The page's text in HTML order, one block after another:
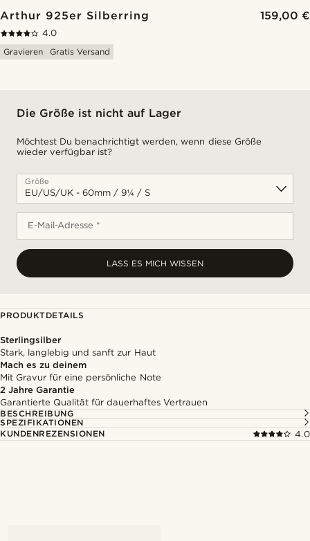
Arthur 925er Silberring 159,00 €
4.0
Gravieren
Gratis Versand
Die Größe ist nicht auf Lager
Möchtest Du benachrichtigt werden, wenn diese Größe
wieder verfügbar ist?
Größe
E-Mail-Adresse *
LASS ES MICH WISSEN
PRODUKTDETAILS
Sterlingsilber
Stark, langlebig und sanft zur Haut
Mach es zu deinem
Mit Gravur für eine persönliche Note
2 Jahre Garantie
Garantierte Qualität für dauerhaftes Vertrauen
BESCHREIBUNG
SPEZIFIKATIONEN
KUNDENREZENSIONEN
4.0